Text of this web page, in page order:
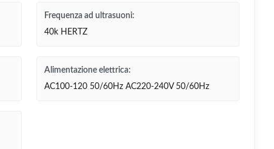
Frequenza ad ultrasuoni:
40k HERTZ
Alimentazione elettrica:
AC100-120 50/60Hz AC220-240V 50/60Hz